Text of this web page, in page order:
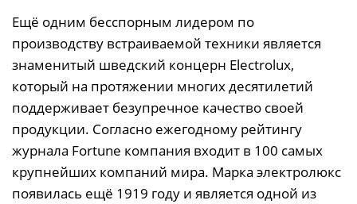
Ещё одним бесспорным лидером по
производству встраиваемой техники является
знаменитый шведский концерн Electrolux,
который на протяжении многих десятилетий
поддерживает безупречное качество своей
продукции. Согласно ежегодному рейтингу
журнала Fortune компания входит в 100 самых
крупнейших компаний мира. Марка электролюкс
появилась ещё 1919 году и является одной из